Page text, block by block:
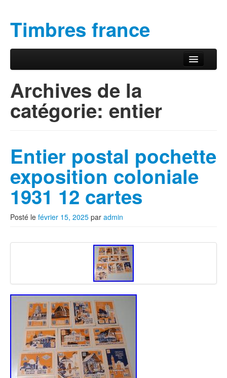
Timbres france
Menu principal
Archives de la
catégorie: entier
Entier postal pochette
exposition coloniale
1931 12 cartes
Posté le février 15, 2025 par admin